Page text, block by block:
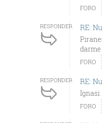
FORO
RESPONDER RE:
FORO
RESPONDER RE:
FORO